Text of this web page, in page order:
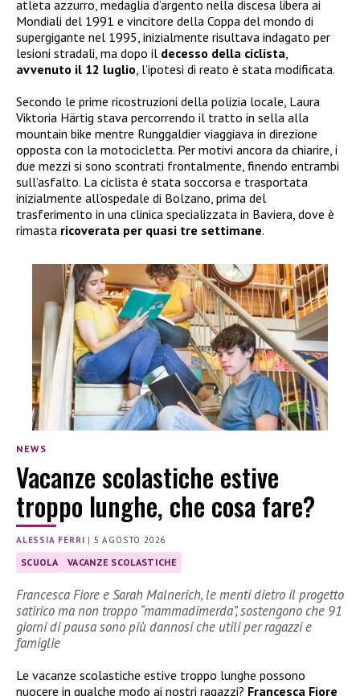
atleta azzurro, medaglia d’argento nella discesa libera ai
Mondiali del 1991 e vincitore della Coppa del mondo di
supergigante nel 1995, inizialmente risultava indagato per
lesioni stradali, ma dopo il decesso della ciclista
avvenuto il 12 luglio , l’ipotesi di reato è stata modificata.
Secondo le prime ricostruzioni della polizia locale, Laura
Viktoria Härtig stava percorrendo il tratto in sella alla
mountain bike mentre Runggaldier viaggiava in direzione
opposta con la motocicletta. Per motivi ancora da chiarire, i
due mezzi si sono scontrati frontalmente, finendo entrambi
sull’asfalto. La ciclista è stata soccorsa e trasportata
inizialmente all’ospedale di Bolzano, prima del
trasferimento in una clinica specializzata in Baviera, dove è
rimasta ricoverata per quasi tre settimane.
NEWS
Vacanze scolastiche estive
troppo lunghe, che cosa fare?
ALESSIA FERRI | 5 AGOSTO 2026
SCUOLA VACANZE SCOLASTICHE
Francesca Fiore e Sarah Malnerich, le menti dietro il progetto
satirico ma non troppo “mammadimerda”, sostengono che 91
giorni di pausa sono più dannosi che utili per ragazzi e
famiglie
Le vacanze scolastiche estive troppo lunghe possono
nuocere in qualche modo ai nostri ragazzi? Francesca Fiore